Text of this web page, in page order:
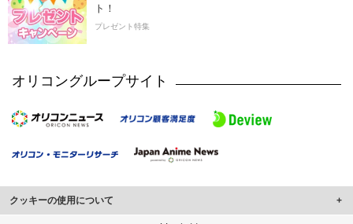
ト！
プレゼント特集
オリコングループサイト
クッキーの使用について